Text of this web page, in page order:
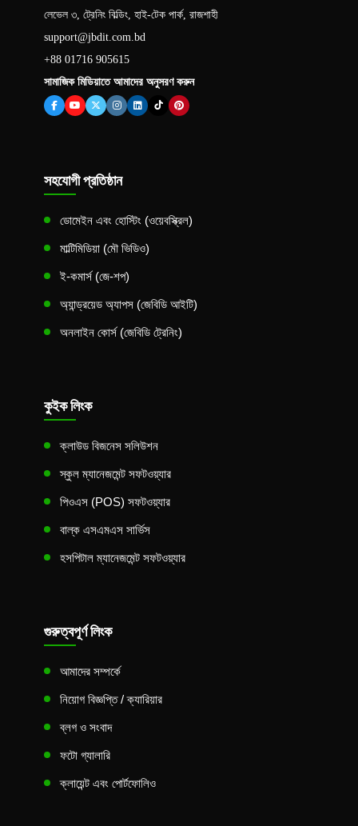
লেভেল ৩, ট্রেনিং বিল্ডিং, হাই-টেক পার্ক, রাজশাহী
support@jbdit.com.bd
+88 01716 905615
সামাজিক মিডিয়াতে আমাদের অনুসরণ করুন
সহযোগী প্রতিষ্ঠান
ডোমেইন এবং হোস্টিং (ওয়েবস্ক্রিল)
মাল্টিমিডিয়া (মৌ ভিডিও)
ই-কমার্স (জে-শপ)
অ্যান্ড্রয়েড অ্যাপস (জেবিডি আইটি)
অনলাইন কোর্স (জেবিডি ট্রেনিং)
কুইক লিংক
ক্লাউড বিজনেস সলিউশন
স্কুল ম্যানেজমেন্ট সফটওয়্যার
পিওএস (POS) সফটওয়্যার
বাল্ক এসএমএস সার্ভিস
হসপিটাল ম্যানেজমেন্ট সফটওয়্যার
গুরুত্বপূর্ণ লিংক
আমাদের সম্পর্কে
নিয়োগ বিজ্ঞপ্তি / ক্যারিয়ার
ব্লগ ও সংবাদ
ফটো গ্যালারি
ক্লায়েন্ট এবং পোর্টফোলিও